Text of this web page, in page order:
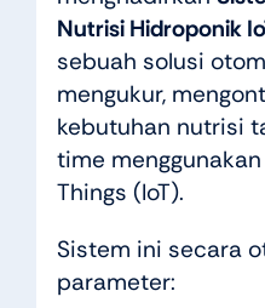
Nutrisi Hidroponik
sebuah solusi
mengukur,
kebutuhan nutrisi
time
Things (IoT).
Sistem ini secara
parameter: